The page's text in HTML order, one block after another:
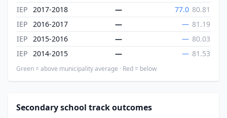
IEP 2017-2018 — 77.0 80.81
IEP 2016-2017 — — 81.19
IEP 2015-2016 — — 80.03
IEP 2014-2015 — — 81.53
Green = above municipality average · Red = below
Secondary school track outcomes